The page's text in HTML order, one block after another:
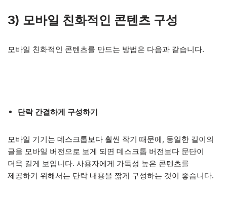
3) 모바일 친화적인 콘텐츠 구성
모바일 친화적인 콘텐츠를 만드는 방법은 다음과 같습니다.
단락 간결하게 구성하기
모바일 기기는 데스크톱보다 훨씬 작기 때문에, 동일한 길이의
글을 모바일 버전으로 보게 되면 데스크톱 버전보다 문단이
더욱 길게 보입니다. 사용자에게 가독성 높은 콘텐츠를
제공하기 위해서는 단락 내용을 짧게 구성하는 것이 좋습니다.